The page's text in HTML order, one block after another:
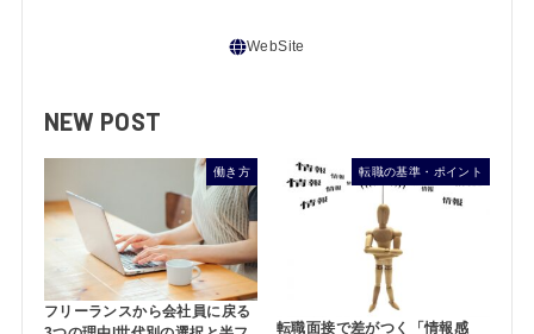
NEW POST
働き方
フリーランスから会社員に戻る
転職の基準・ポイント
転職面接で差がつく「情報感